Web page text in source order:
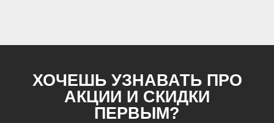
ХОЧЕШЬ УЗНАВАТЬ ПРО
АКЦИИ И СКИДКИ
ПЕРВЫМ?